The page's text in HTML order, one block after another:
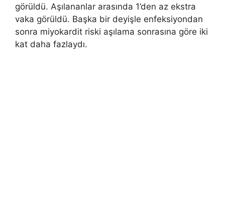
görüldü. Aşılananlar arasında 1’den az ekstra
vaka görüldü. Başka bir deyişle enfeksiyondan
sonra miyokardit riski aşılama sonrasına göre iki
kat daha fazlaydı.